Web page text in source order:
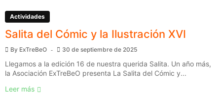
Actividades
Salita del Cómic y la Ilustración XVI
By ExTreBeO 30 de septiembre de 2025
Llegamos a la edición 16 de nuestra querida Salita. Un año más,
la Asociación ExTreBeO presenta La Salita del Cómic y...
Leer más